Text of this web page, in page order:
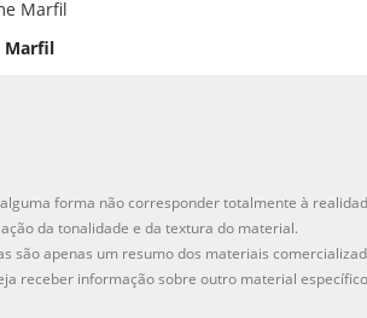
Marfil
forma não corresponder totalmente à
da tonalidade e da textura do material.
são apenas um resumo dos materiais
receber informação sobre outro material